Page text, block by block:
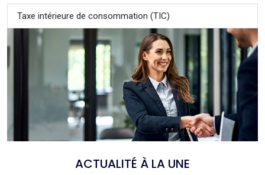
Taxe intérieure de consommation (TIC)
ACTUALITÉ À LA UNE